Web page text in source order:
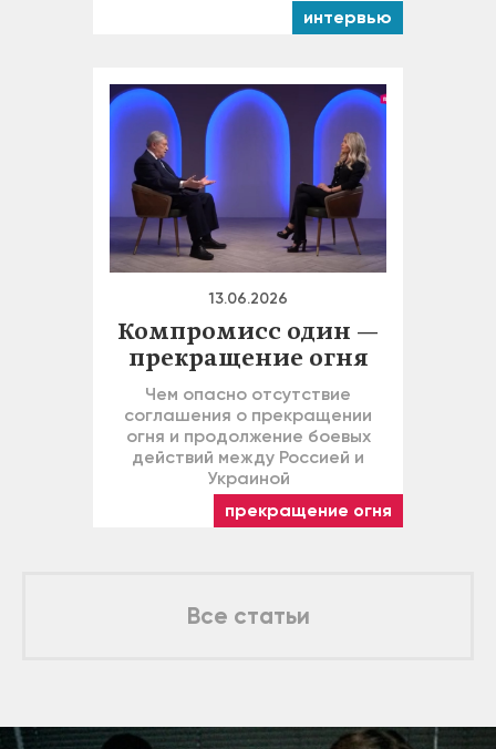
интервью
13.06.2026
Компромисс один —
прекращение огня
Чем опасно отсутствие
соглашения о прекращении
огня и продолжение боевых
действий между Россией и
Украиной
прекращение огня
Все статьи